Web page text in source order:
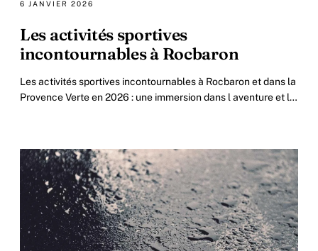
6 JANVIER 2026
Les activités sportives
incontournables à Rocbaron
Les activités sportives incontournables à Rocbaron et dans la
Provence Verte en 2026 : une immersion dans l aventure et la